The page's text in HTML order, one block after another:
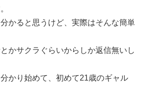
かると思うけど、実際はそんな簡単
かサクラぐらいからしか返信無いし
かり始めて、初めて21歳のギャル